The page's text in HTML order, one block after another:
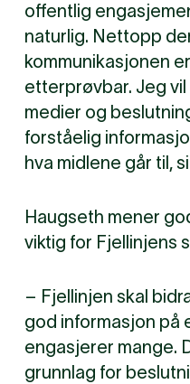
offentlig
naturlig. Nettopp
kommunikasjonen
etterprøvbar. Jeg
medier og
forståelig
hva midlene går til,
Haugseth mener
viktig for Fjellinjens
– Fjellinjen skal
god informasjon på
engasjerer mange.
grunnlag for